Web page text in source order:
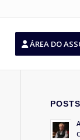
ÁREA DO